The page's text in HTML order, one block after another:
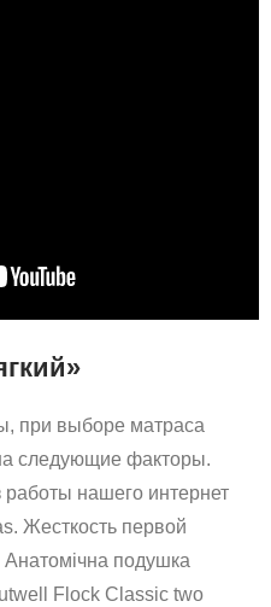
при выборе матраса
следующие факторы.
нашего интернет
Жесткость первой
подушка
Flock Classic two